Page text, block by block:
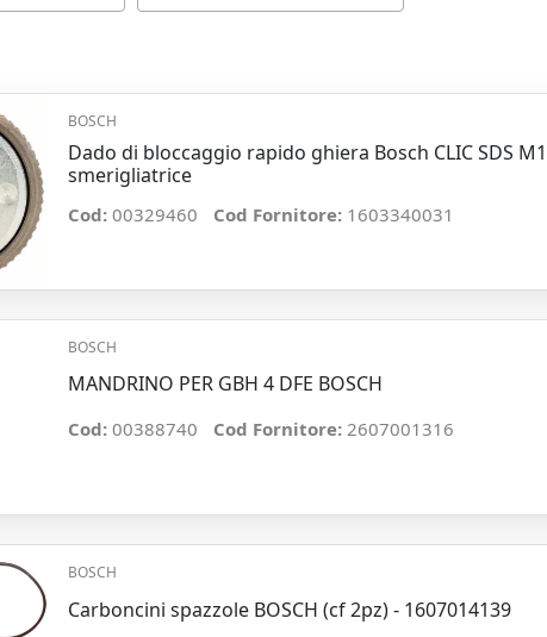
BOSCH
Dado di bloccaggio rapido ghiera Bosch CLIC SDS
smerigliatrice
Cod: 00329460 Cod Fornitore: 1603340031
BOSCH
MANDRINO PER GBH 4 DFE BOSCH
Cod: 00388740 Cod Fornitore: 2607001316
BOSCH
Carboncini spazzole BOSCH (cf 2pz) - 1607014139